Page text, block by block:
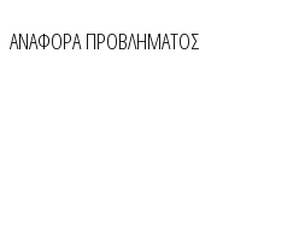
ΑΝΑΦΟΡΑ ΠΡΟΒΛΗΜΑΤΟΣ